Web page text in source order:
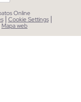
Online
| Cookie Settings |
Mapa web